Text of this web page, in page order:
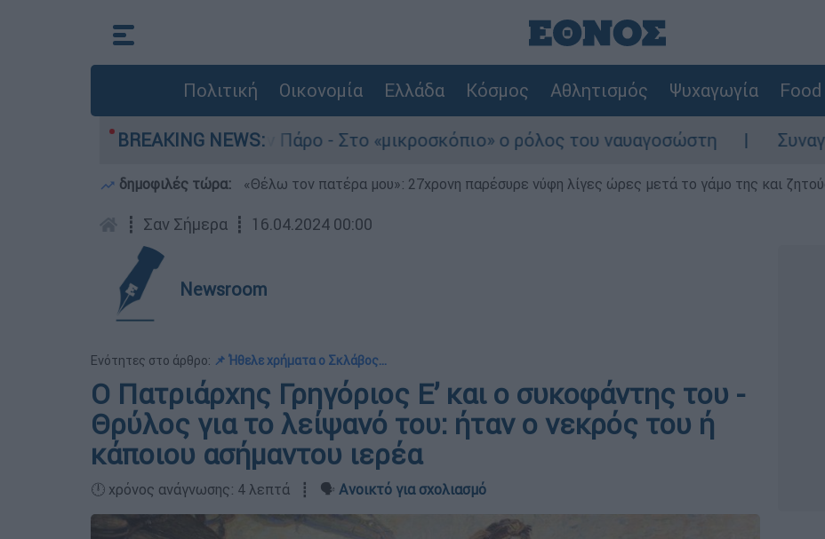
Πολιτική Οικονομία Ελλάδα Κόσμος Αθλητισμός Ψυχαγωγία
BREAKING NEWS:
του 4χρονου στην Πάρο - Στο «μικροσκόπιο» ο ρόλος του ναυαγοσώστη Συναγερμός στην
δημοφιλές τώρα: «Θέλω τον πατέρα μου»: 27χρονη παρέσυρε νύφη λίγες ώρες μετά το γάμο της και
┋ Σαν Σήμερα ┋ 16.04.2024 00:00
Newsroom
Ενότητες στο άρθρο: 📌 Ήθελε χρήματα ο Σκλάβος...
Ο Πατριάρχης Γρηγόριος Ε’ και ο συκοφάντης του -
Θρύλος για το λείψανό του: ήταν ο νεκρός του ή
κάποιου ασήμαντου ιερέα
🕛 χρόνος ανάγνωσης: 4 λεπτά ┋ 🗣️ Ανοικτό για σχολιασμό